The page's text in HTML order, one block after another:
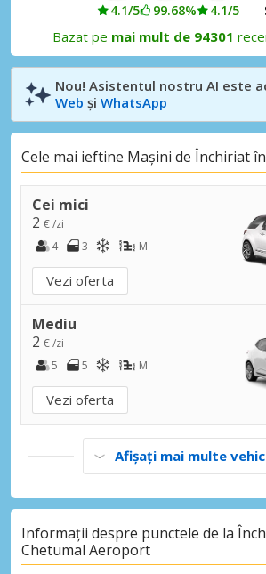
4.1/5 99.68% 4.1/5
Bazat pe mai mult de 94301
Nou! Asistentul nostru AI este
Web și WhatsApp
Cele mai ieftine Mașini de Închiriat
Cei mici
2 € /zi
4
3 M
Vezi oferta
Mediu
2 € /zi
5
5 M
Vezi oferta
Afișați mai multe
Informații despre punctele de la
Chetumal Aeroport